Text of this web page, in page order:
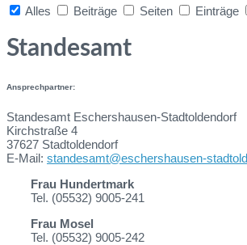
Alles
Beiträge Seiten Einträge
search
Standesamt
Ansprechpartner:
Standesamt Eschershausen-Stadtoldendorf
Kirchstraße 4
37627 Stadtoldendorf
E-Mail: standesamt@eschershausen-
Frau Hundertmark
Tel. (05532) 9005-241
Frau Mosel
Tel. (05532) 9005-242